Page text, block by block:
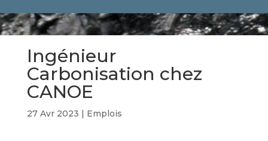
Ingénieur
Carbonisation chez
CANOE
27 Avr 2023 Emplois